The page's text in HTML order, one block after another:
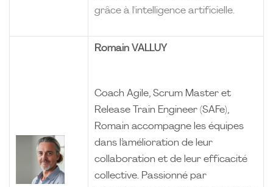
grâce à l'intelligence artificielle.
Romain VALLUY
Coach Agile, Scrum Master et
Release Train Engineer (SAFe),
Romain accompagne les équipes
dans l’amélioration de leur
collaboration et de leur efficacité
collective. Passionné par